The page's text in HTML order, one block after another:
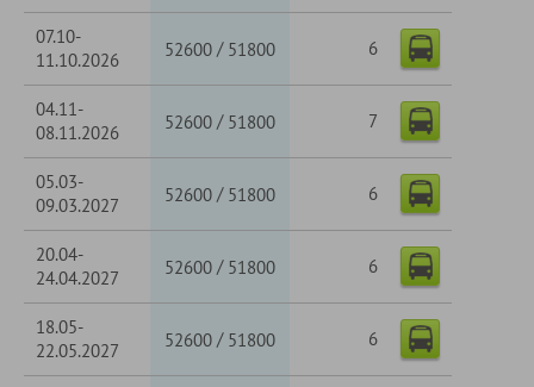
07.10-
11.10.2026
52600 / 51800 6
04.11-
08.11.2026
52600 / 51800 7
05.03-
09.03.2027
52600 / 51800 6
20.04-
24.04.2027
52600 / 51800 6
18.05-
22.05.2027
52600 / 51800 6